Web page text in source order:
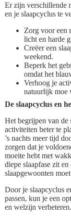
Er zijn verschillende
en je slaapcyclus te
Zorg voor een
licht en harde
Creëer een
weekend.
Beperk het
omdat het
Verhoog je
natuurlijk moe
De slaapcyclus en
Het begrijpen van de
activiteiten beter te
’s nachts meer tijd
zorgen dat je
moeite hebt met
diepe slaapfase zit
slaapgewoonten moet
Door je slaapcyclus
passen, kun je een
en welzijn verbeteren.